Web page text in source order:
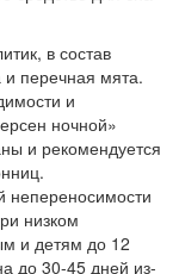
в состав
и перечная мята.
и
ночной»
и рекомендуется
непереносимости
низком
и детям до 12
до 30-45 дней из-